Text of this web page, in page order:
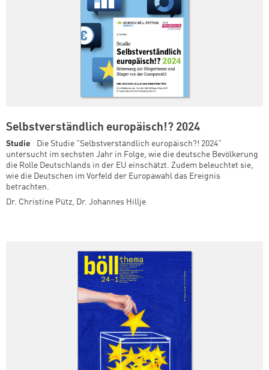
Selbstverständlich europäisch!? 2024
Studie
Die Studie "Selbstverständlich europäisch?! 2024"
untersucht im sechsten Jahr in Folge, wie die deutsche Bevölkerung
die Rolle Deutschlands in der EU einschätzt. Zudem beleuchtet sie,
wie die Deutschen im Vorfeld der Europawahl das Ereignis
betrachten.
Dr. Christine Pütz, Dr. Johannes Hillje